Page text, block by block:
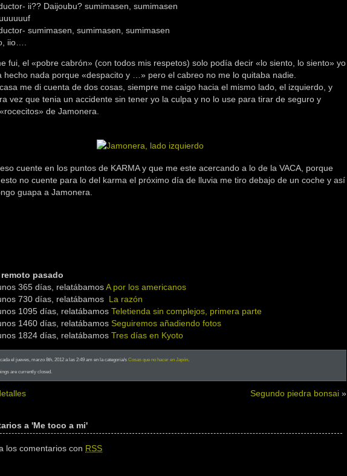
ii?? Daijoubu? sumimasen, sumimasen
sumimasen, sumimasen, sumimasen
iio….
fui, el «pobre cabrón» (con todos mis respetos) solo podía decir «lo siento, lo siento» yo
hecho nada porque «despacito y …» pero el cabreo no me lo quitaba nadie.
me di cuenta de dos cosas, siempre me caigo hacia el mismo lado, el izquierdo, y
vez que tenia un accidente sin tener yo la culpa y no lo use para tirar de seguro y
de Jamonera.
cuente en los puntos de KARMA y que me este acercando a lo de la VACA, porque
no cuente para lo del karma el próximo día de lluvia me tiro debajo de un coche y así
guapa a Jamonera.
pasado
365 días, relatábamosA por los americanos
730 días, relatábamos La razón
1095 días, relatábamos Teletienda sin complejos, primera parte
1460 días, relatábamos Seguiremos añadiendo fotos
1824 días, relatábamos Tres días en Kyoto
el jueves, marzo 8th, 2012 a las 2:49 am en la categoria/s Cosas que no hacer en Japón.
are currently closed.
Segundo piedra bonsai »
a 'Me toco a mi'
los comentarios con RSS